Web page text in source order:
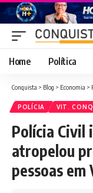
Home Política
Conquista > Blog > Economia >
POLÍCIA VIT.
Polícia Civil
atropelou
pessoas